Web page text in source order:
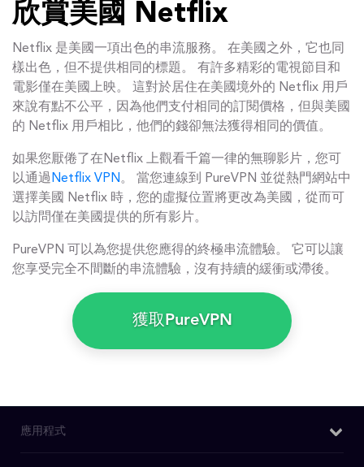
欣賞美國 Netflix
Netflix 是美國一項出色的串流服務。 在美國之外，它也同
樣出色，但不提供相同的標題。 有許多精彩的電視節目和
電影僅在美國上映。 這對於居住在美國境外的 Netflix 用戶
來說有點不公平，因為他們支付相同的訂閱價格，但與美國
的 Netflix 用戶相比，他們的錢卻無法獲得相同的價值。
如果您厭倦了在Netflix 上觀看千篇一律的無聊影片，您可
以通過 Netflix VPN。 當您連線到 PureVPN 並從熱門網站中
選擇美國 Netflix 時，您的虛擬位置將更改為美國，從而可
以訪問僅在美國提供的所有影片。
PureVPN 可以為您提供您應得的終極串流體驗。 它可以讓
您享受完全不間斷的串流體驗，沒有持續的緩衝或滯後。
獲取PureVPN
應用程式